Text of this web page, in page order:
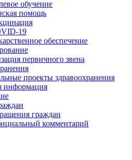
обучение
помощь
19
обеспечение
первичного звена
проекты здравоохранения
информация
граждан
комментарий